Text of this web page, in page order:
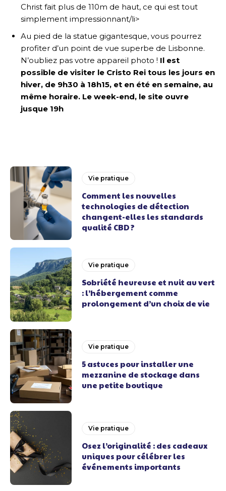
Christ fait plus de 110m de haut, ce qui est tout
simplement impressionnant/li>
Au pied de la statue gigantesque, vous pourrez
profiter d’un point de vue superbe de Lisbonne.
N’oubliez pas votre appareil photo ! Il est
possible de visiter le Cristo Rei tous les jours en
hiver, de 9h30 à 18h15, et en été en semaine, au
même horaire. Le week-end, le site ouvre
jusque 19h
Vie pratique
Comment les nouvelles
technologies de détection
changent-elles les standards
qualité CBD ?
Vie pratique
Sobriété heureuse et nuit au vert
: l’hébergement comme
prolongement d’un choix de vie
Vie pratique
5 astuces pour installer une
mezzanine de stockage dans
une petite boutique
Vie pratique
Osez l’originalité : des cadeaux
uniques pour célébrer les
événements importants